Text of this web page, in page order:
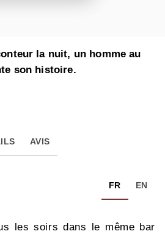
la nuit, un homme au
son histoire.
AVIS
FR EN
les soirs dans le même bar